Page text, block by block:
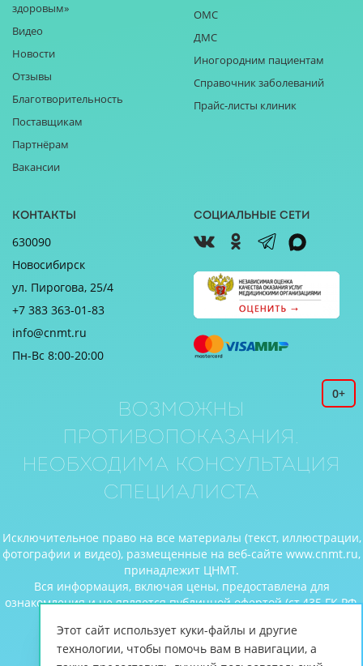
здоровым»
Видео
Новости
Отзывы
Благотворительность
Поставщикам
Партнёрам
Вакансии
ОМС
ДМС
Иногородним пациентам
Справочник заболеваний
Прайс-листы клиник
Контакты
630090
Новосибирск
ул. Пирогова, 25/4
+7 383 363-01-83
info@cnmt.ru
Пн-Вс 8:00-20:00
Социальные сети
0+
Возможны
противопоказания.
Необходима консультация
специалиста
Исключительное право на все материалы (текст, иллюстрации,
фотографии и видео), размещенные на веб-сайте www.cnmt.ru,
принадлежит ЦНМТ.
Вся информация, включая цены, предоставлена для
ознакомления и не является публичной офертой (ст.435 ГК РФ,
© Центр новых медицинских технологий, 2026
Этот сайт использует куки-файлы и другие
технологии, чтобы помочь вам в навигации, а